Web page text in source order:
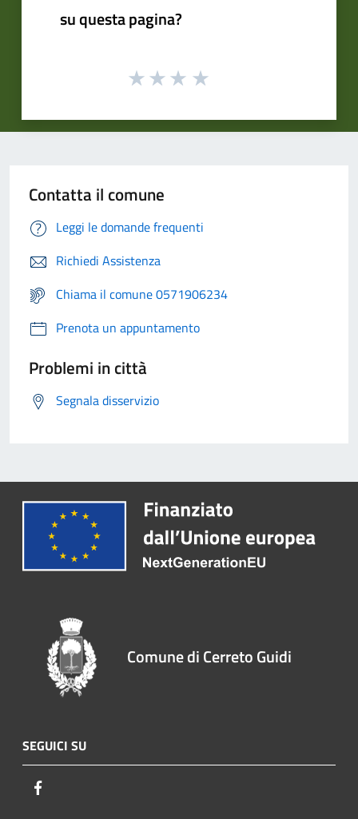
su questa pagina?
Contatta il comune
Leggi le domande frequenti
Richiedi Assistenza
Chiama il comune 0571906234
Prenota un appuntamento
Problemi in città
Segnala disservizio
Comune di Cerreto Guidi
SEGUICI SU